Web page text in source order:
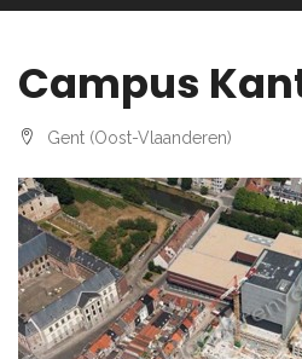
Campus
Gent (Oost-Vlaanderen)